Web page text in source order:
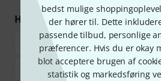
bedst mulige
der hører til. Dette
passende tilbud, personlige
præferencer. Hvis du er okay
blot acceptere brugen af
statistik og markedsføring
Handl og betal sikkert